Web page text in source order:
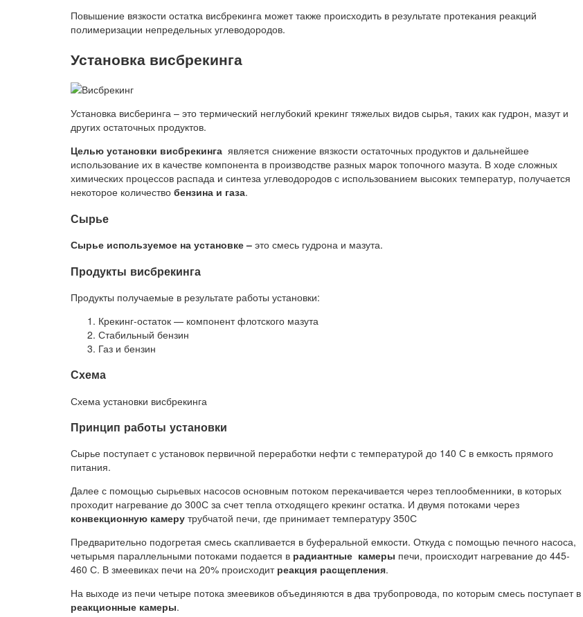
Повышение вязкости остатка висбрекинга может также происходить в результате протекания реакций
полимеризации непредельных углеводородов.
Установка висбрекинга
Установка висберинга – это термический неглубокий крекинг тяжелых видов сырья, таких как гудрон, мазут и
других остаточных продуктов.
Целью установки висбрекинга является снижение вязкости остаточных продуктов и дальнейшее
использование их в качестве компонента в производстве разных марок топочного мазута. В ходе сложных
химических процессов распада и синтеза углеводородов с использованием высоких температур, получается
некоторое количество бензина и газа.
Сырье
Сырье используемое на установке – это смесь гудрона и мазута.
Продукты висбрекинга
Продукты получаемые в результате работы установки:
Крекинг-остаток — компонент флотского мазута
Стабильный бензин
Газ и бензин
Схема
Схема установки висбрекинга
Принцип работы установки
Сырье поступает с установок первичной переработки нефти с температурой до 140 С в емкость прямого
питания.
Далее с помощью сырьевых насосов основным потоком перекачивается через теплообменники, в которых
проходит нагревание до 300С за счет тепла отходящего крекинг остатка. И двумя потоками через
конвекционную камеру трубчатой печи, где принимает температуру 350С
Предварительно подогретая смесь скапливается в буферальной емкости. Откуда с помощью печного насоса,
четырьмя параллельными потоками подается в радиантные камеры печи, происходит нагревание до 445-
460 С. В змеевиках печи на 20% происходит реакция расщепления.
На выходе из печи четыре потока змеевиков объединяются в два трубопровода, по которым смесь поступает в
реакционные камеры.